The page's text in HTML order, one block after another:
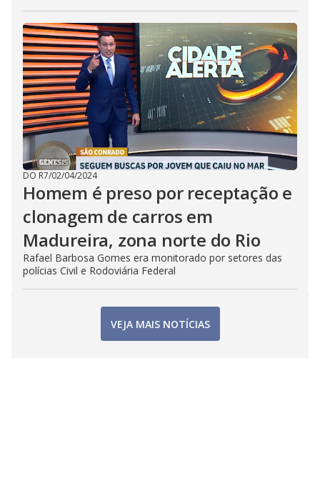
DO R7/02/04/2024
Homem é preso por receptação e
clonagem de carros em
Madureira, zona norte do Rio
Rafael Barbosa Gomes era monitorado por setores das
polícias Civil e Rodoviária Federal
VEJA MAIS NOTÍCIAS